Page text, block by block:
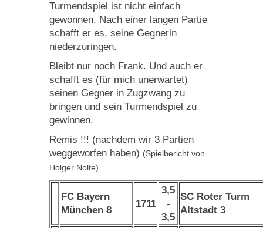
Turmendspiel ist nicht einfach
gewonnen. Nach einer langen Partie
schafft er es, seine Gegnerin
niederzuringen.
Bleibt nur noch Frank. Und auch er
schafft es (für mich unerwartet)
seinen Gegner in Zugzwang zu
bringen und sein Turmendspiel zu
gewinnen.
Remis !!! (nachdem wir 3 Partien
weggeworfen haben) (Spielbericht von
Holger Nolte)
FC Bayern
München 8
1711
3,5
-
3,5
SC Roter Turm
Altstadt 3